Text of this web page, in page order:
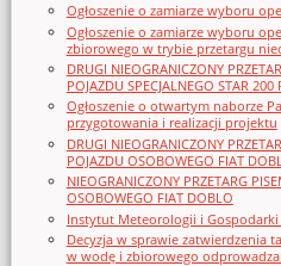
Ogłoszenie o zamiarze wyboru
Ogłoszenie o zamiarze wyboru
zbiorowego w trybie przetargu
DRUGI NIEOGRANICZONY
POJAZDU SPECJALNEGO STAR 200
Ogłoszenie o otwartym naborze
przygotowania i realizacji projektu
DRUGI NIEOGRANICZONY
POJAZDU OSOBOWEGO FIAT
NIEOGRANICZONY PRZETARG
OSOBOWEGO FIAT DOBLO
Instytut Meteorologii i Gospodarki
Decyzja w sprawie zatwierdzenia
w wodę i zbiorowego